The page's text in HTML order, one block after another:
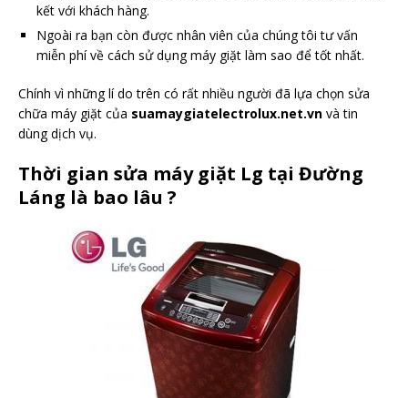
kết với khách hàng.
Ngoài ra bạn còn được nhân viên của chúng tôi tư vấn
miễn phí về cách sử dụng máy giặt làm sao để tốt nhất.
Chính vì những lí do trên có rất nhiều người đã lựa chọn sửa
chữa máy giặt của suamaygiatelectrolux.net.vn và tin
dùng dịch vụ.
Thời gian sửa máy giặt Lg tại Đường
Láng là bao lâu ?